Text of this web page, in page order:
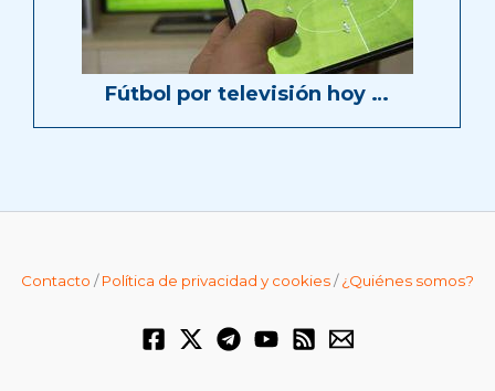
Fútbol por televisión hoy …
Contacto /Política de privacidad y cookies/¿Quiénes somos?